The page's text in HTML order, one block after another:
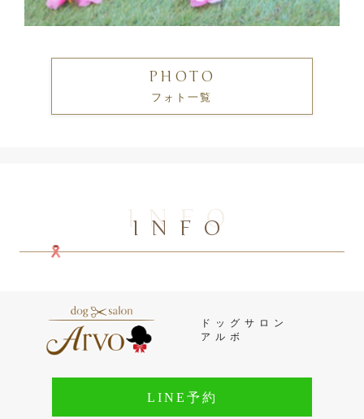
PHOTO
フォト一覧
INFO
INFO
ドッグサロン
アルボ
LINE予約